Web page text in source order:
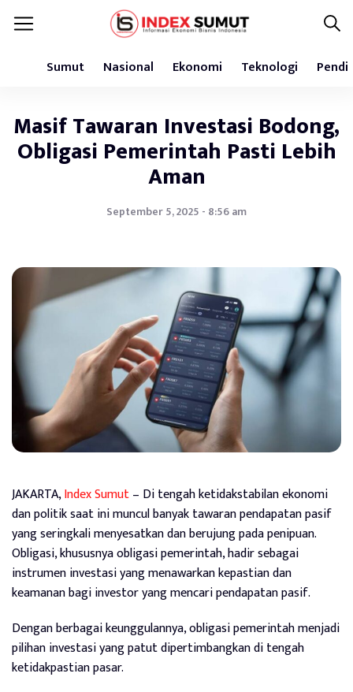
Sumut Nasional Ekonomi Teknologi
Masif Tawaran Investasi Bodong,
Obligasi Pemerintah Pasti Lebih
Aman
September 5, 2025 - 8:56 am
JAKARTA,Index Sumut– Di tengah ketidakstabilan ekonomi
dan politik saat ini muncul banyak tawaran pendapatan pasif
yang seringkali menyesatkan dan berujung pada penipuan.
Obligasi, khususnya obligasi pemerintah, hadir sebagai
instrumen investasi yang menawarkan kepastian dan
keamanan bagi investor yang mencari pendapatan pasif.
Dengan berbagai keunggulannya, obligasi pemerintah menjadi
pilihan investasi yang patut dipertimbangkan di tengah
ketidakpastian pasar.